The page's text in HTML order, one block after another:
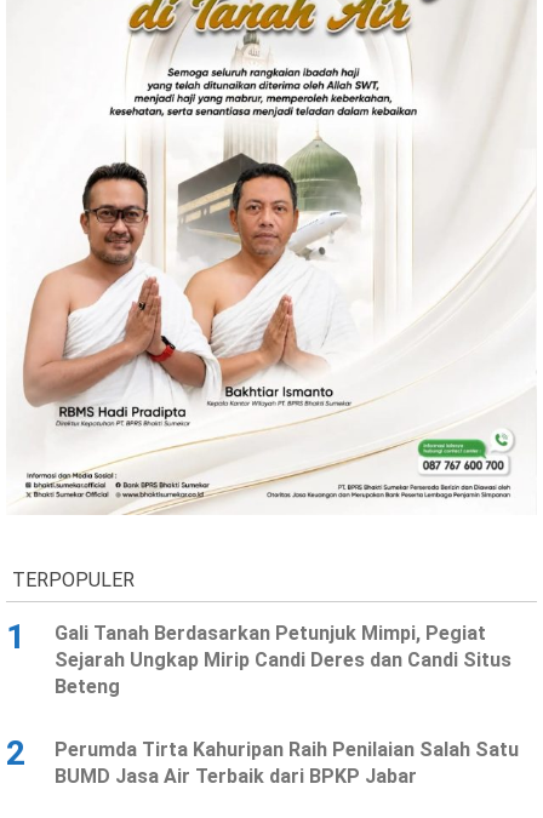
TERPOPULER
1
Gali Tanah Berdasarkan Petunjuk Mimpi, Pegiat
Sejarah Ungkap Mirip Candi Deres dan Candi Situs
Beteng
2
Perumda Tirta Kahuripan Raih Penilaian Salah Satu
BUMD Jasa Air Terbaik dari BPKP Jabar